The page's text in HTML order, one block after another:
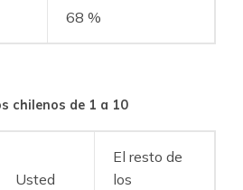
68 %
chilenos de 1 a 10
Usted
El resto de
los